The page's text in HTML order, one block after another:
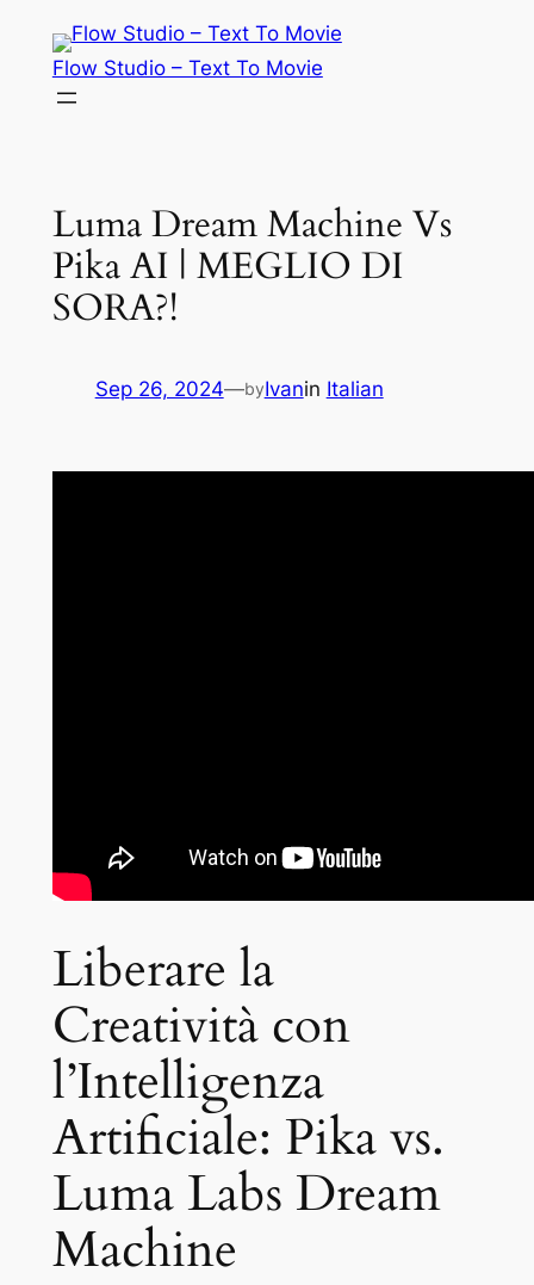
content
Flow Studio – Text To Movie
Luma Dream Machine Vs
Pika AI | MEGLIO DI
SORA?!
Sep 26, 2024—byIvanin Italian
Liberare la
Creatività con
l’Intelligenza
Artificiale: Pika vs.
Luma Labs Dream
Machine